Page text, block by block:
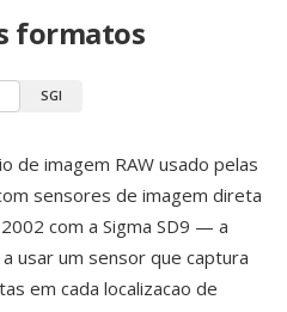
formatos
SGI
de imagem RAW usado pelas
sensores de imagem direta
com a Sigma SD9 — a
usar um sensor que captura
em cada localizacao de